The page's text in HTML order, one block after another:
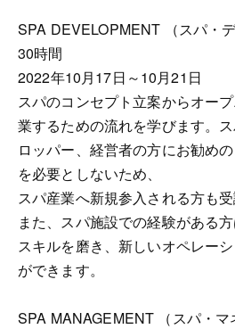
SPA DEVELOPMENT （スパ・
30時間
2022年10月17日～10月21日
スパのコンセプト立案からオー
業するための流れを学びます。
ロッパー、経営者の方にお勧め
を必要としないため、
スパ産業へ新規参入される方も受
また、スパ施設での経験がある
スキルを磨き、新しいオペレー
ができます。
SPA MANAGEMENT （スパ・